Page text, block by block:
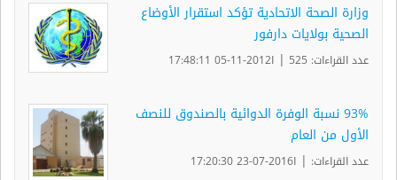
وزارة الصحة الاتحادية تؤكد استقرار الأوضاع
الصحية بولايات دارفور
عدد القراءات: 525 | ا2012-11-05 17:48:11
93% نسبة الوفرة الدوائية بالصندوق للنصف
الأول من العام
عدد القراءات: | ا2016-07-23 17:20:30